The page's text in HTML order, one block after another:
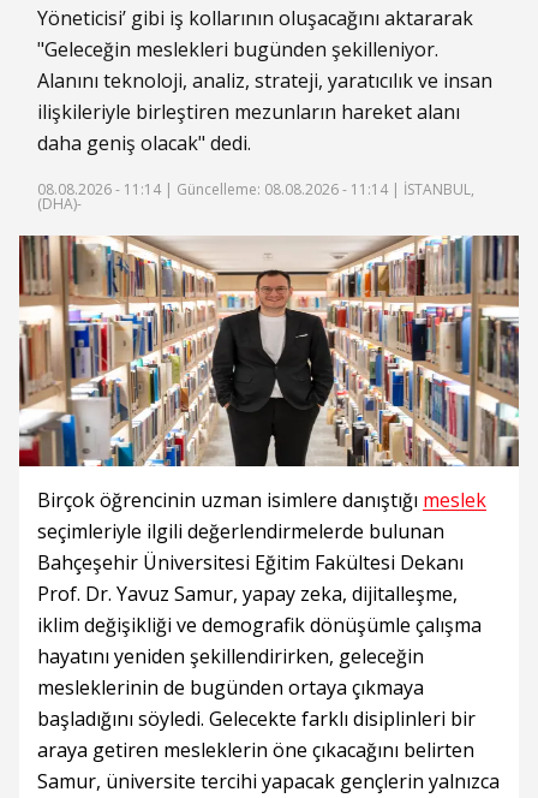
Yöneticisi’ gibi iş kollarının oluşacağını aktararak
"Geleceğin meslekleri bugünden şekilleniyor.
Alanını teknoloji, analiz, strateji, yaratıcılık ve insan
ilişkileriyle birleştiren mezunların hareket alanı
daha geniş olacak" dedi.
08.08.2026 - 11:14 | Güncelleme: 08.08.2026 - 11:14 | İSTANBUL,
(DHA)-
Birçok öğrencinin uzman isimlere danıştığı meslek
seçimleriyle ilgili değerlendirmelerde bulunan
Bahçeşehir Üniversitesi Eğitim Fakültesi Dekanı
Prof. Dr. Yavuz Samur, yapay zeka, dijitalleşme,
iklim değişikliği ve demografik dönüşümle çalışma
hayatını yeniden şekillendirirken, geleceğin
mesleklerinin de bugünden ortaya çıkmaya
başladığını söyledi. Gelecekte farklı disiplinleri bir
araya getiren mesleklerin öne çıkacağını belirten
Samur, üniversite tercihi yapacak gençlerin yalnızca